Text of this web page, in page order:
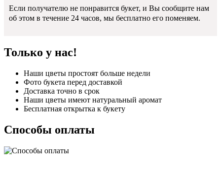
Если получателю не понравится букет, и Вы сообщите нам
об этом в течение 24 часов, мы бесплатно его поменяем.
Только у нас!
Наши цветы простоят больше недели
Фото букета перед доставкой
Доставка точно в срок
Наши цветы имеют натуральный аромат
Бесплатная открытка к букету
Способы оплаты